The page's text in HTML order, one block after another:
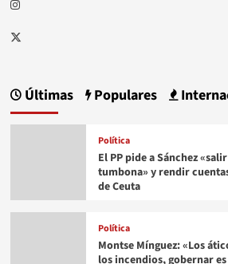
Twitter
Últimas Populares
Política
El PP pide a Sánchez
tumbona» y rendir
de Ceuta
Política
Montse Mínguez: «Los
los incendios, gobernar